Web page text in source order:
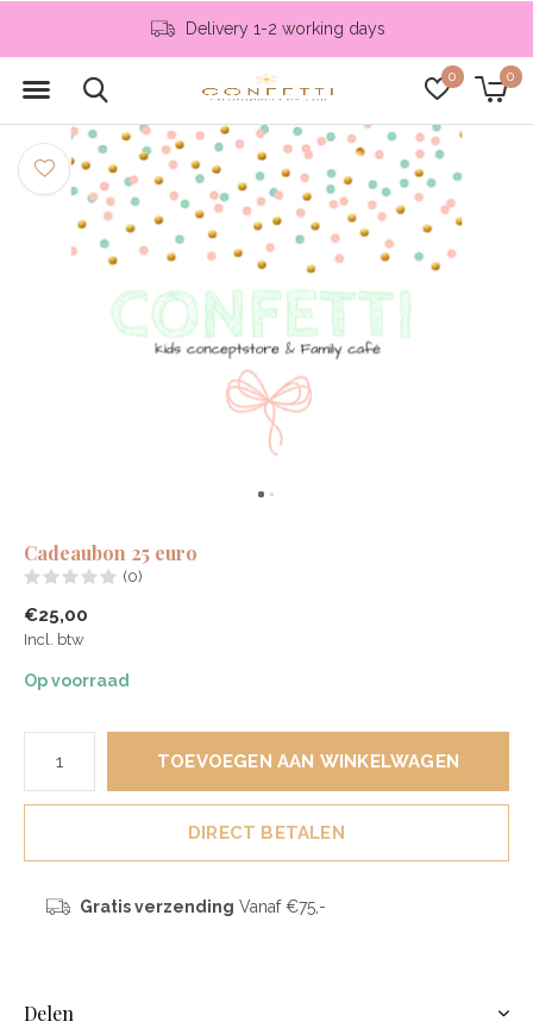
0 0
Delivery 1-2 working days
Cadeaubon 25 euro
(0)
€25,00
Incl. btw
Op voorraad
TOEVOEGEN AAN WINKELWAGEN
DIRECT BETALEN
Gratis verzending Vanaf €75,-
Delen